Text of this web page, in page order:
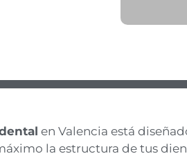
en Valencia está
la estructura de tus